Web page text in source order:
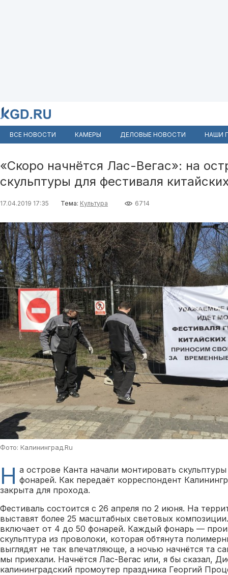
ВСЕ НОВОСТИ КАМЕРЫ ДЕЛОВЫЕ НОВОСТИ НАШИ
«Скоро начнётся Лас-Вегас»: на
скульптуры для фестиваля
17.04.2019 17:35 Тема: Культура 6714
Фото: Калининград.Ru
Н а острове Канта начали монтировать
фонарей. Как передаёт корреспондент
закрыта для прохода.
Фестиваль состоится с 26 апреля по 2 июня. На
выставят более 25 масштабных световых
включает от 4 до 50 фонарей. Каждый фонарь —
скульптура из проволоки, которая обтянута
выглядят не так впечатляюще, а ночью начнётся та
мы приехали. Начнётся Лас-Вегас или, я бы сказал,
калининградский промоутер праздника Георгий